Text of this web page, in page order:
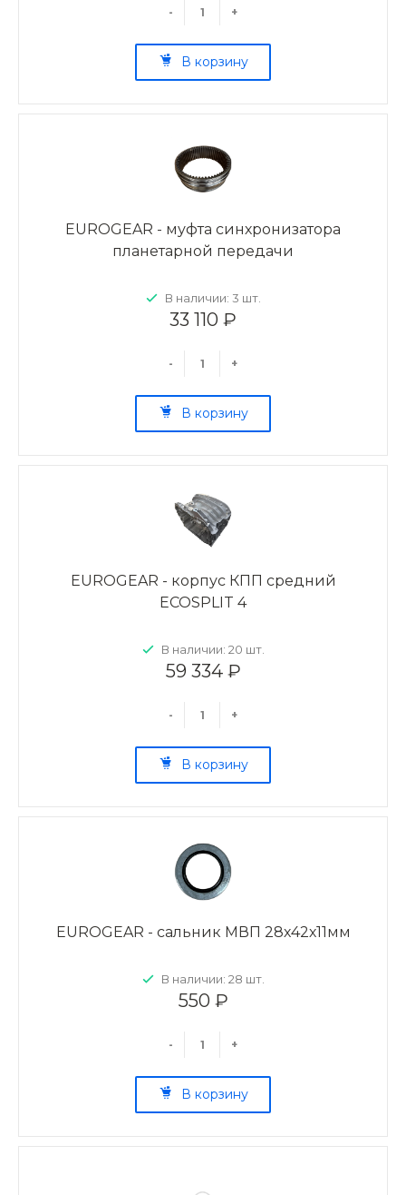
- +
В корзину
EUROGEAR - муфта синхронизатора
планетарной передачи
В наличии: 3 шт.
33 110 ₽
- +
В корзину
EUROGEAR - корпус КПП средний
ECOSPLIT 4
В наличии: 20 шт.
59 334 ₽
- +
В корзину
EUROGEAR - сальник МВП 28х42х11мм
В наличии: 28 шт.
550 ₽
- +
В корзину